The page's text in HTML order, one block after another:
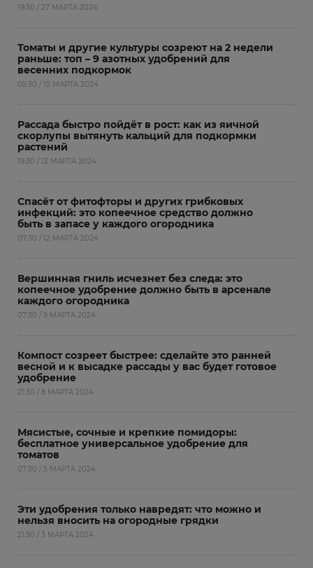
19:30 / 27 МАРТА 2024
Томаты и другие культуры созреют на 2 недели
раньше: топ – 9 азотных удобрений для
весенних подкормок
05:30 / 15 МАРТА 2024
Рассада быстро пойдёт в рост: как из яичной
скорлупы вытянуть кальций для подкормки
растений
19:30 / 12 МАРТА 2024
Спасёт от фитофторы и других грибковых
инфекций: это копеечное средство должно
быть в запасе у каждого огородника
07:30 / 12 МАРТА 2024
Вершинная гниль исчезнет без следа: это
копеечное удобрение должно быть в арсенале
каждого огородника
07:30 / 9 МАРТА 2024
Компост созреет быстрее: сделайте это ранней
весной и к высадке рассады у вас будет готовое
удобрение
21:30 / 8 МАРТА 2024
Мясистые, сочные и крепкие помидоры:
бесплатное универсальное удобрение для
томатов
07:30 / 5 МАРТА 2024
Эти удобрения только навредят: что можно и
нельзя вносить на огородные грядки
21:30 / 3 МАРТА 2024